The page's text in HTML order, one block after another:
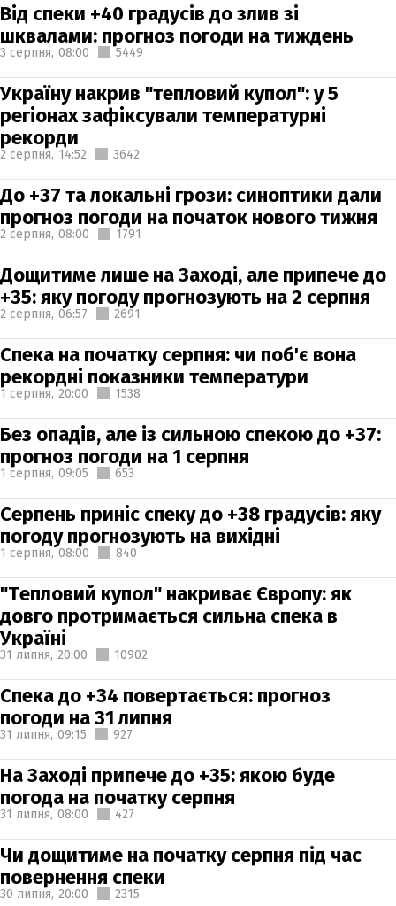
Від спеки +40 градусів до злив зі
шквалами: прогноз погоди на тиждень
3 серпня, 08:00 5449
Україну накрив "тепловий купол": у 5
регіонах зафіксували температурні
рекорди
2 серпня, 14:52 3642
До +37 та локальні грози: синоптики дали
прогноз погоди на початок нового тижня
2 серпня, 08:00 1791
Дощитиме лише на Заході, але припече до
+35: яку погоду прогнозують на 2 серпня
2 серпня, 06:57 2691
Спека на початку серпня: чи поб'є вона
рекордні показники температури
1 серпня, 20:00 1538
Без опадів, але із сильною спекою до +37:
прогноз погоди на 1 серпня
1 серпня, 09:05 653
Серпень приніс спеку до +38 градусів: яку
погоду прогнозують на вихідні
1 серпня, 08:00 840
"Тепловий купол" накриває Європу: як
довго протримається сильна спека в
Україні
31 липня, 20:00 10902
Спека до +34 повертається: прогноз
погоди на 31 липня
31 липня, 09:15 927
На Заході припече до +35: якою буде
погода на початку серпня
31 липня, 08:00 427
Чи дощитиме на початку серпня під час
повернення спеки
30 липня, 20:00 2315